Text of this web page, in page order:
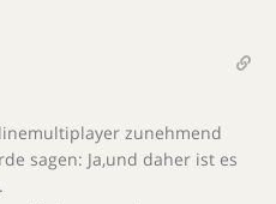
zunehmend
sagen: Ja,und daher ist es